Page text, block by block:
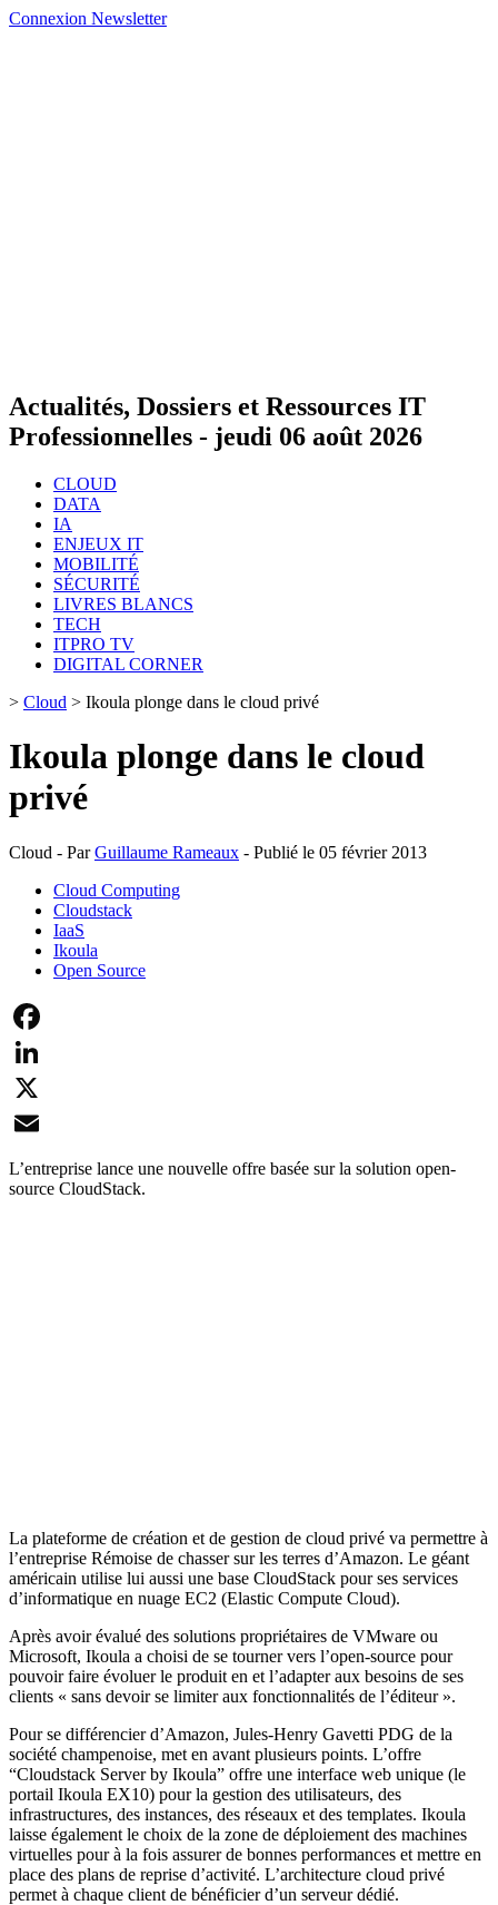
Connexion Newsletter
Actualités, Dossiers et Ressources IT
Professionnelles - jeudi 06 août 2026
CLOUD
DATA
IA
ENJEUX IT
MOBILITÉ
SÉCURITÉ
LIVRES BLANCS
TECH
ITPRO TV
DIGITAL CORNER
> Cloud > Ikoula plonge dans le cloud privé
Ikoula plonge dans le cloud
privé
Cloud - ParGuillaume Rameaux - Publié le 05 février 2013
Cloud Computing
Cloudstack
IaaS
Ikoula
Open Source
Facebook
LinkedIn
X
Email
L’entreprise lance une nouvelle offre basée sur la solution open-
source CloudStack.
La plateforme de création et de gestion de cloud privé va permettre à
l’entreprise Rémoise de chasser sur les terres d’Amazon. Le géant
américain utilise lui aussi une base CloudStack pour ses services
d’informatique en nuage EC2 (Elastic Compute Cloud).
Après avoir évalué des solutions propriétaires de VMware ou
Microsoft, Ikoula a choisi de se tourner vers l’open-source pour
pouvoir faire évoluer le produit en et l’adapter aux besoins de ses
clients « sans devoir se limiter aux fonctionnalités de l’éditeur ».
Pour se différencier d’Amazon, Jules-Henry Gavetti PDG de la
société champenoise, met en avant plusieurs points. L’offre
“Cloudstack Server by Ikoula” offre une interface web unique (le
portail Ikoula EX10) pour la gestion des utilisateurs, des
infrastructures, des instances, des réseaux et des templates. Ikoula
laisse également le choix de la zone de déploiement des machines
virtuelles pour à la fois assurer de bonnes performances et mettre en
place des plans de reprise d’activité. L’architecture cloud privé
permet à chaque client de bénéficier d’un serveur dédié.